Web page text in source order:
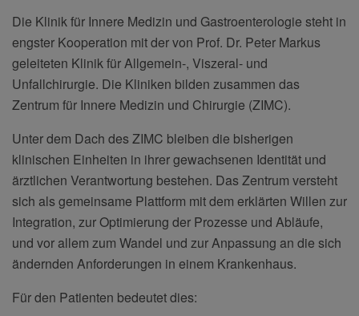
Die Klinik für Innere Medizin und Gastroenterologie steht in
engster Kooperation mit der von Prof. Dr. Peter Markus
geleiteten Klinik für Allgemein-, Viszeral- und
Unfallchirurgie. Die Kliniken bilden zusammen das
Zentrum für Innere Medizin und Chirurgie (ZIMC).
Unter dem Dach des ZIMC bleiben die bisherigen
klinischen Einheiten in ihrer gewachsenen Identität und
ärztlichen Verantwortung bestehen. Das Zentrum versteht
sich als gemeinsame Plattform mit dem erklärten Willen zur
Integration, zur Optimierung der Prozesse und Abläufe,
und vor allem zum Wandel und zur Anpassung an die sich
ändernden Anforderungen in einem Krankenhaus.
Für den Patienten bedeutet dies: